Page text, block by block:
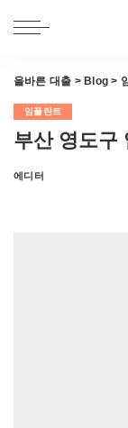
올바른 대출 > Blog >
임플란트
부산 영도구
Posted
에디터